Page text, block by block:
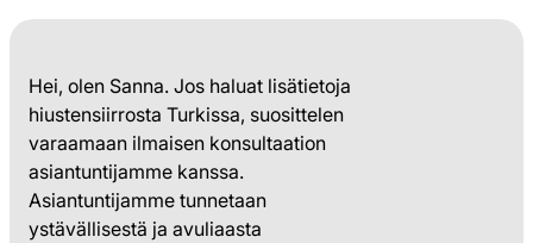
Hei, olen Sanna. Jos haluat lisätietoja
hiustensiirrosta Turkissa, suosittelen
varaamaan ilmaisen konsultaation
asiantuntijamme kanssa.
Asiantuntijamme tunnetaan
ystävällisestä ja avuliaasta